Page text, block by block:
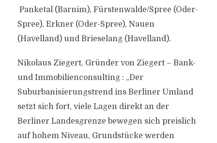
Panketal (Barnim), Fürstenwalde/Spree (Oder-
Spree), Erkner (Oder-Spree), Nauen
(Havelland) und Brieselang (Havelland).
Nikolaus Ziegert, Gründer von Ziegert – Bank-
und Immobilienconsulting : „Der
Suburbanisierungstrend ins Berliner Umland
setzt sich fort, viele Lagen direkt an der
Berliner Landesgrenze bewegen sich preislich
auf hohem Niveau, Grundstücke werden